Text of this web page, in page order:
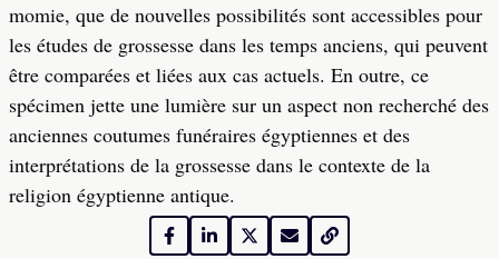
momie, que de nouvelles possibilités sont accessibles pour
les études de grossesse dans les temps anciens, qui peuvent
être comparées et liées aux cas actuels. En outre, ce
spécimen jette une lumière sur un aspect non recherché des
anciennes coutumes funéraires égyptiennes et des
interprétations de la grossesse dans le contexte de la
religion égyptienne antique.